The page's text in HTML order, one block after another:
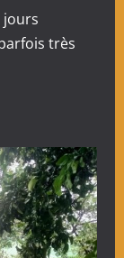
jours
très